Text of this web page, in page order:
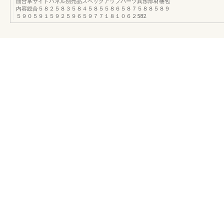
内容総合５８２５８３５８４５８５５８６５８７５８８５８９
５９０５９１５９２５９６５９７７１８１０６２582